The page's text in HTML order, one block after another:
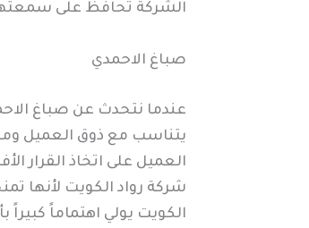
الشركة تحافظ على
صباغ الاحمدي
عندما نتحدث عن صباغ
يتناسب مع ذوق العميل
العميل على اتخاذ القرار
شركة رواد الكويت لأنها
الكويت يولي اهتماماً